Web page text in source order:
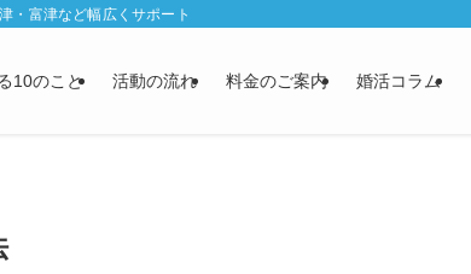
・富津など幅広くサポート
10のこと 活動の流れ 料金のご案内 婚活コラム